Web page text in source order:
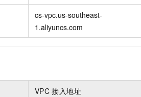
cs-vpc.us-southeast-
1.aliyuncs.com
VPC 接入地址